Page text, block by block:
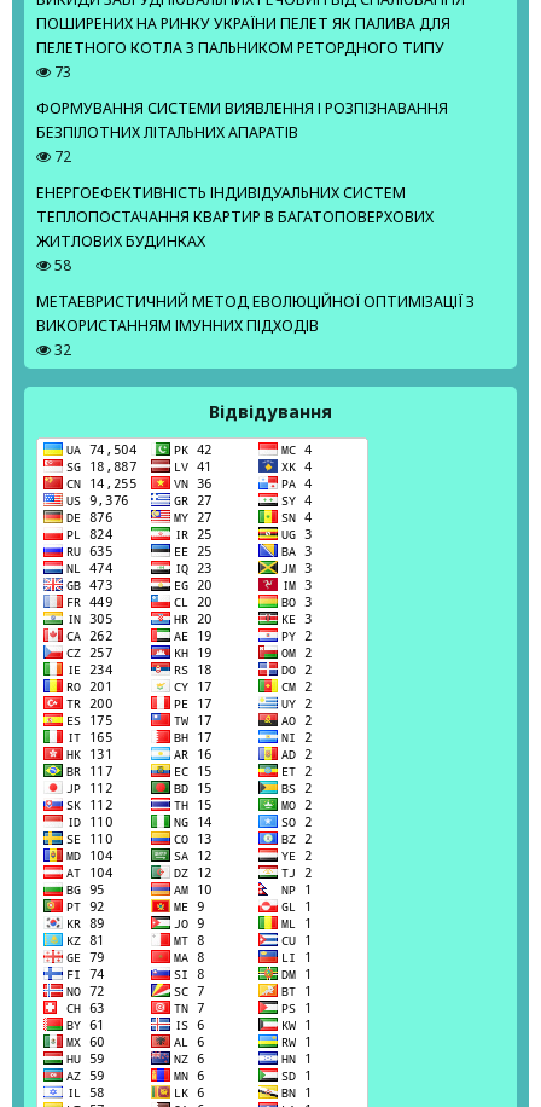
ПОШИРЕНИХ НА РИНКУ УКРАЇНИ ПЕЛЕТ ЯК ПАЛИВА ДЛЯ
ПЕЛЕТНОГО КОТЛА З ПАЛЬНИКОМ РЕТОРДНОГО ТИПУ
73
ФОРМУВАННЯ СИСТЕМИ ВИЯВЛЕННЯ І РОЗПІЗНАВАННЯ
БЕЗПІЛОТНИХ ЛІТАЛЬНИХ АПАРАТІВ
72
ЕНЕРГОЕФЕКТИВНІСТЬ ІНДИВІДУАЛЬНИХ СИСТЕМ
ТЕПЛОПОСТАЧАННЯ КВАРТИР В БАГАТОПОВЕРХОВИХ
ЖИТЛОВИХ БУДИНКАХ
58
МЕТАЕВРИСТИЧНИЙ МЕТОД ЕВОЛЮЦІЙНОЇ ОПТИМІЗАЦІЇ З
ВИКОРИСТАННЯМ ІМУННИХ ПІДХОДІВ
32
Відвідування